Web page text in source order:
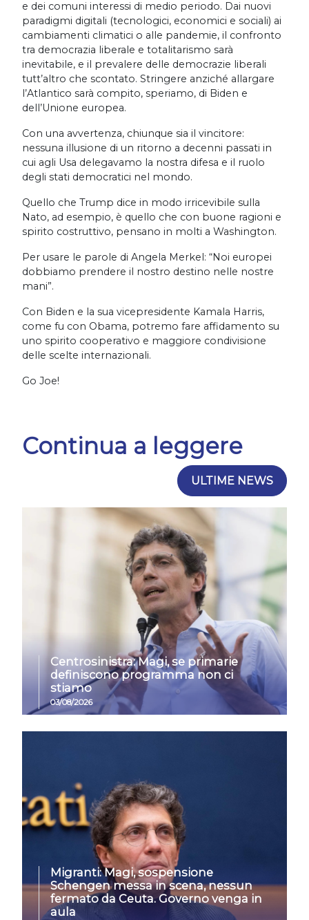
e dei comuni interessi di medio periodo. Dai nuovi
paradigmi digitali (tecnologici, economici e sociali) ai
cambiamenti climatici o alle pandemie, il confronto
tra democrazia liberale e totalitarismo sarà
inevitabile, e il prevalere delle democrazie liberali
tutt’altro che scontato. Stringere anziché allargare
l’Atlantico sarà compito, speriamo, di Biden e
dell’Unione europea.
Con una avvertenza, chiunque sia il vincitore:
nessuna illusione di un ritorno a decenni passati in
cui agli Usa delegavamo la nostra difesa e il ruolo
degli stati democratici nel mondo.
Quello che Trump dice in modo irricevibile sulla
Nato, ad esempio, è quello che con buone ragioni e
spirito costruttivo, pensano in molti a Washington.
Per usare le parole di Angela Merkel: “Noi europei
dobbiamo prendere il nostro destino nelle nostre
mani”.
Con Biden e la sua vicepresidente Kamala Harris,
come fu con Obama, potremo fare affidamento su
uno spirito cooperativo e maggiore condivisione
delle scelte internazionali.
Go Joe!
Continua a leggere
ULTIME NEWS
Centrosinistra: Magi, se primarie
definiscono programma non ci
stiamo
03/08/2026
Migranti: Magi, sospensione
Schengen messa in scena, nessun
fermato da Ceuta. Governo venga in
aula